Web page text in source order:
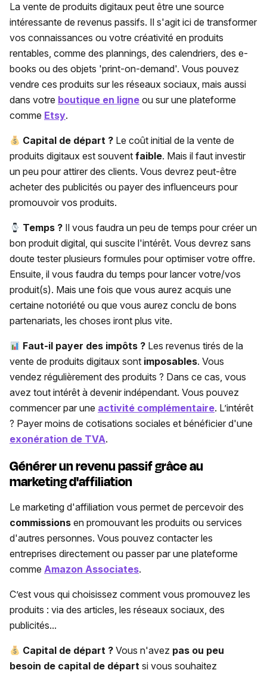
La vente de produits digitaux peut être une source
intéressante de revenus passifs. Il s'agit ici de transformer
vos connaissances ou votre créativité en produits
rentables, comme des plannings, des calendriers, des e-
books ou des objets 'print-on-demand'. Vous pouvez
vendre ces produits sur les réseaux sociaux, mais aussi
dans votre boutique en ligne ou sur une plateforme
comme Etsy.
Capital de départ ? Le coût initial de la vente de
produits digitaux est souvent faible. Mais il faut investir
un peu pour attirer des clients. Vous devrez peut-être
acheter des publicités ou payer des influenceurs pour
promouvoir vos produits.
Temps ? Il vous faudra un peu de temps pour créer un
bon produit digital, qui suscite l'intérêt. Vous devrez sans
doute tester plusieurs formules pour optimiser votre offre.
Ensuite, il vous faudra du temps pour lancer votre/vos
produit(s). Mais une fois que vous aurez acquis une
certaine notoriété ou que vous aurez conclu de bons
partenariats, les choses iront plus vite.
Faut-il payer des impôts ? Les revenus tirés de la
vente de produits digitaux sont imposables. Vous
vendez régulièrement des produits ? Dans ce cas, vous
avez tout intérêt à devenir indépendant. Vous pouvez
commencer par une activité complémentaire. L’intérêt
? Payer moins de cotisations sociales et bénéficier d'une
exonération de TVA.
Générer un revenu passif grâce au
marketing d'affiliation
Le marketing d'affiliation vous permet de percevoir des
commissions en promouvant les produits ou services
d'autres personnes. Vous pouvez contacter les
entreprises directement ou passer par une plateforme
comme Amazon Associates.
C’est vous qui choisissez comment vous promouvez les
produits : via des articles, les réseaux sociaux, des
publicités...
Capital de départ ? Vous n'avez pas ou peu
besoin de capital de départ si vous souhaitez